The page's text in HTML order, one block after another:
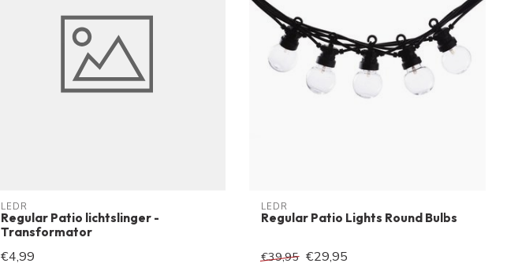
LEDR
Regular Patio lichtslinger -
Transformator
€4,99
LEDR
Regular Patio Lights Round Bulbs
€39,95 €29,95